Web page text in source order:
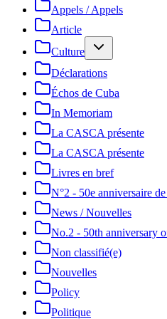
Appels / Appels
Article
Culture
Déclarations
Échos de Cuba
In Memoriam
La CASCA présente
La CASCA présente
Livres en bref
N°2 - 50e anniversaire
News / Nouvelles
No.2 - 50th anniversary
Non classifié(e)
Nouvelles
Policy
Politique